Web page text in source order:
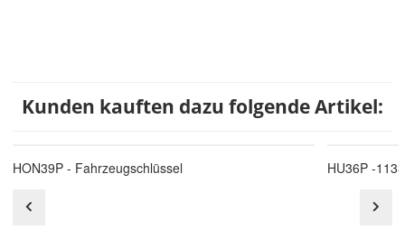
Kunden kauften dazu folgende Artikel:
HON39P - Fahrzeugschlüssel HU36P -